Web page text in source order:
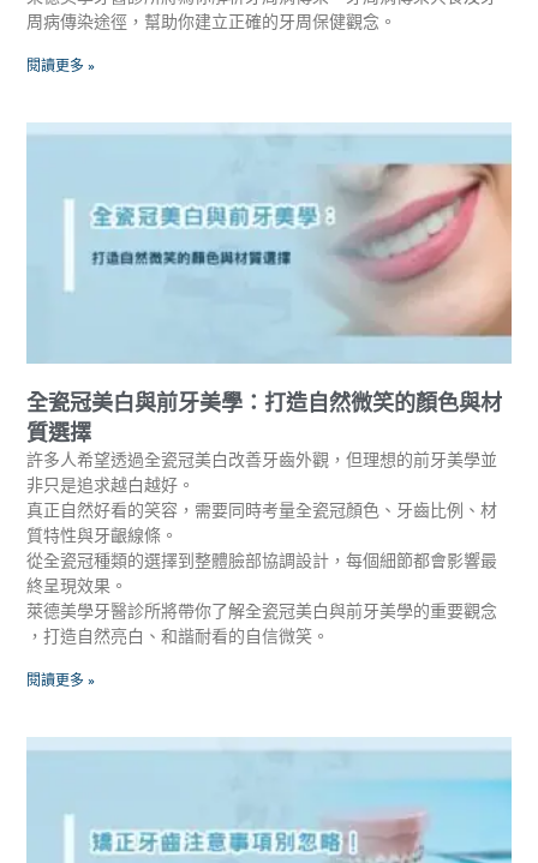
周病傳染途徑，幫助你建立正確的牙周保健觀念。
閱讀更多 »
全瓷冠美白與前牙美學：打造自然微笑的顏色與材
質選擇
許多人希望透過全瓷冠美白改善牙齒外觀，但理想的前牙美學並
非只是追求越白越好。
真正自然好看的笑容，需要同時考量全瓷冠顏色、牙齒比例、材
質特性與牙齦線條。
從全瓷冠種類的選擇到整體臉部協調設計，每個細節都會影響最
終呈現效果。
萊德美學牙醫診所將帶你了解全瓷冠美白與前牙美學的重要觀念
，打造自然亮白、和諧耐看的自信微笑。
閱讀更多 »